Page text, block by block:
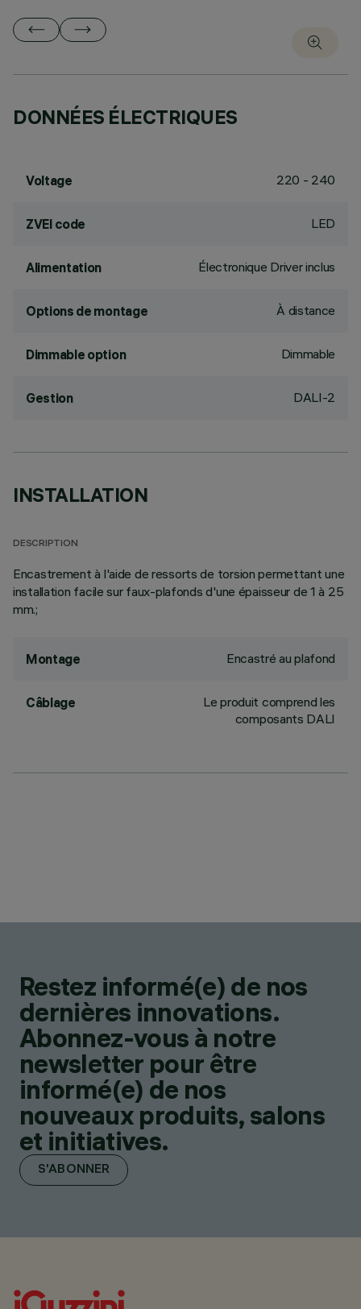
DONNÉES ÉLECTRIQUES
Voltage 220 - 240
ZVEI code LED
Alimentation Électronique Driver inclus
Options de montage À distance
Dimmable option Dimmable
Gestion DALI-2
INSTALLATION
DESCRIPTION
Encastrement à l'aide de ressorts de torsion permettant une
installation facile sur faux-plafonds d'une épaisseur de 1 à 25
mm.;
Montage Encastré au plafond
Câblage
Le produit comprend les
composants DALI
Restez informé(e) de nos
dernières innovations.
Abonnez-vous à notre
newsletter pour être
informé(e) de nos
nouveaux produits, salons
et initiatives.
S'ABONNER